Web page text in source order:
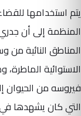
المنظمة إلى أن
المناطق النائية من
الاستوائية
فيروسه من الحيوان
التي كان يشهدها